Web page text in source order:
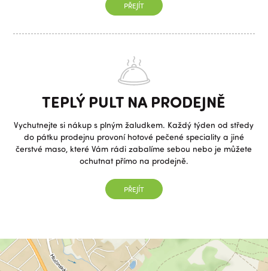
PŘEJÍT
TEPLÝ PULT NA PRODEJNĚ
Vychutnejte si nákup s plným žaludkem. Každý týden od středy
do pátku prodejnu provoní hotové pečené speciality a jiné
čerstvé maso, které Vám rádi zabalíme sebou nebo je můžete
ochutnat přímo na prodejně.
PŘEJÍT